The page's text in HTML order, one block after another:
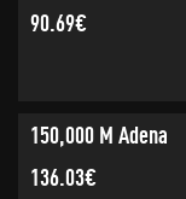
90.69€
150,000 M Adena
136.03€